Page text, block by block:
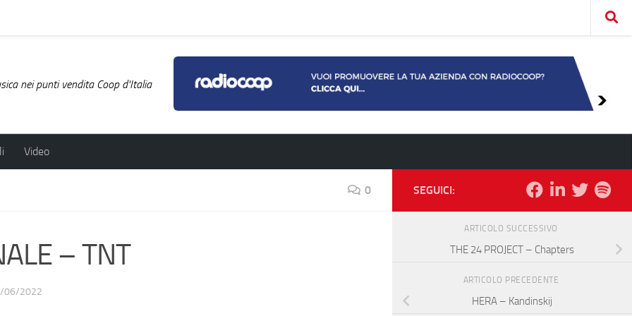
nei punti vendita Coop d'Italia
Video
0
– TNT
06/2022
SEGUICI:
ARTICOLO SUCCESSIVO
THE 24 PROJECT – Chapters
ARTICOLO PRECEDENTE
HERA – Kandinskij